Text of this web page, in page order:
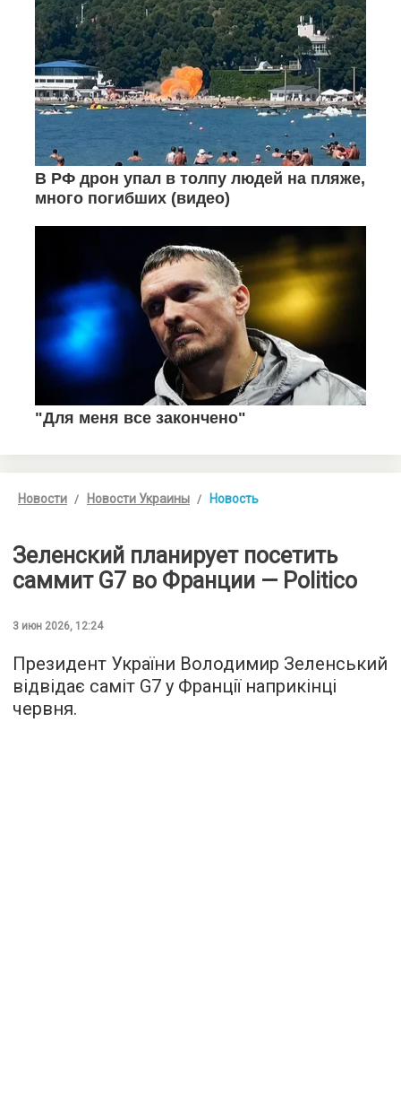
Новости Новости Украины Новость
Зеленский планирует посетить
саммит G7 во Франции — Politico
3 июн 2026, 12:24
Президент України Володимир Зеленський
відвідає саміт G7 у Франції наприкінці
червня.